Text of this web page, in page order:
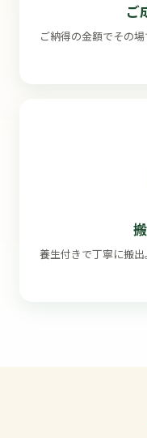
ご
ご納得の金額でその
養生付きで丁寧に搬